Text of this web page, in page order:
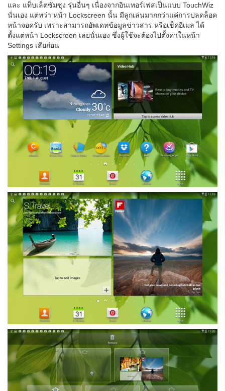
และ แท็บเล็ตซัมซุง รุ่นอื่นๆ เนื่องจากอินเทอร์เฟสเป็นแบบ TouchWiz
นั่นเอง แต่ทว่า หน้า Lockscreen นั้น มีลูกเล่นมากกว่าแค่การปลดล็อค
หน้าจอครับ เพราะสามารถอัพเดทข้อมูลข่าวสาร หรือเช็คอีเมล ได้
ตั้งแต่หน้า Lockscreen เลยนั่นเอง ซึ่งผู้ใช้จะต้องไปตั้งค่าในหน้า
Settings เสียก่อน